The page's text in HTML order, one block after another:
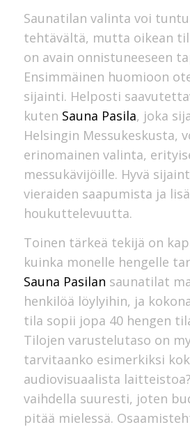
Saunatilan valinta voi
tehtävältä, mutta oikean
on avain onnistuneeseen
Ensimmäinen huomioon
sijainti. Helposti
kuten Sauna Pasila, joka
Helsingin Messukeskusta,
erinomainen valinta,
messukävijöille. Hyvä
vieraiden saapumista ja
houkuttelevuutta.
Toinen tärkeä tekijä on
kuinka monelle hengelle
Sauna Pasilan saunatilat
henkilöä löylyihin, ja
tila sopii jopa 40 hengen
Tilojen varustelutaso on
tarvitaanko esimerkiksi
audiovisuaalista
vaihdella suuresti, joten
pitää mielessä.